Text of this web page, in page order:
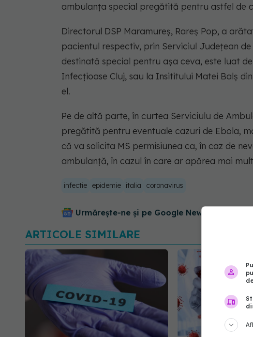
ambulanța special pregătită pentru astfel de
Directorul DSP Maramureș, Rareș Pop, a
pacientul respectiv, prin Serviciul Județean
destinată special pentru așa ceva, este luat
Infecțioase Cluj, sau la Insititului Matei Balș
el.
Pe de altă parte, în curtea Serviciulu de
pregătită pentru eventuale cazuri de Ebola,
că va solicita MS permisiunea ca, în caz de
ambulanță, în cazul în care ar apărea mai
infectie epidemie italia coronavirus
Urmărește-ne și pe Google News -
ARTICOLE SIMILARE